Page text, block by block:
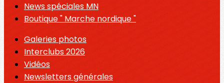
News spéciales MN
Boutique " Marche nordique "
Galeries photos
Interclubs 2026
Vidéos
Newsletters générales